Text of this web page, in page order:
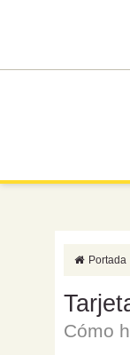
Portada
Cómo